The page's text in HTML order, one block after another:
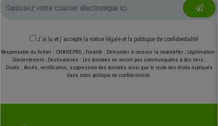
J´ai lu et j´accepte la notice légale et la politique de confidentialité
Responsable du fichier : CHAISEPRO ; Finalité : Demander à recevoir la newsletter ; Légitimation :
Consentement ; Destinataires : Les données ne seront pas communiquées à des tiers ;
Droits : Accès, rectification, suppression des données ainsi que le reste des droits expliqués
dans notre politique de confidentialité.